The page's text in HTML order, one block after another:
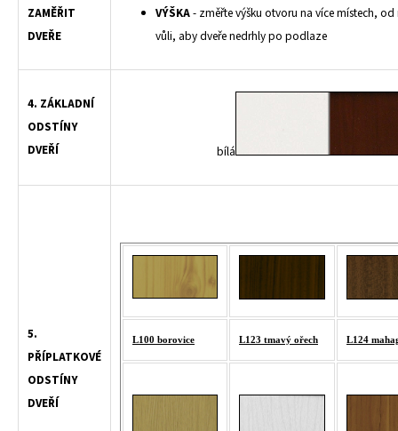
ZAMĚŘIT
DVEŘE
VÝŠKA- změřte výšku otvoru na více místech,
vůli, aby dveře nedrhly po podlaze
4. ZÁKLADNÍ
ODSTÍNY
DVEŘÍ
bílá
5.
PŘÍPLATKOVÉ
ODSTÍNY
DVEŘÍ
L100 borovice L123 tmavý ořech L124